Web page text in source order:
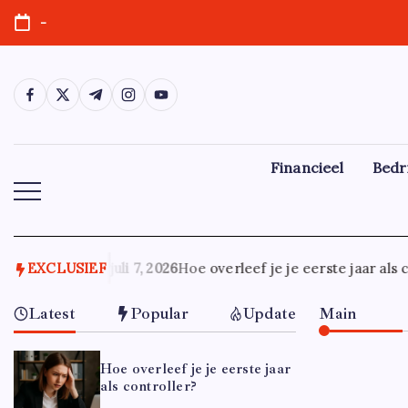
Ga
naar
de
-
https://www.facebook.com/
https://twitter.com/
https://t.me/
https://www.instagram.com/
https://youtube.com/
Financieel
EXCLUSIEFjuli 7, 2026Hoe overleef je je eerste jaar als
Latest Popular Update
Hoe overleef je je eerste jaar
als controller?
Main